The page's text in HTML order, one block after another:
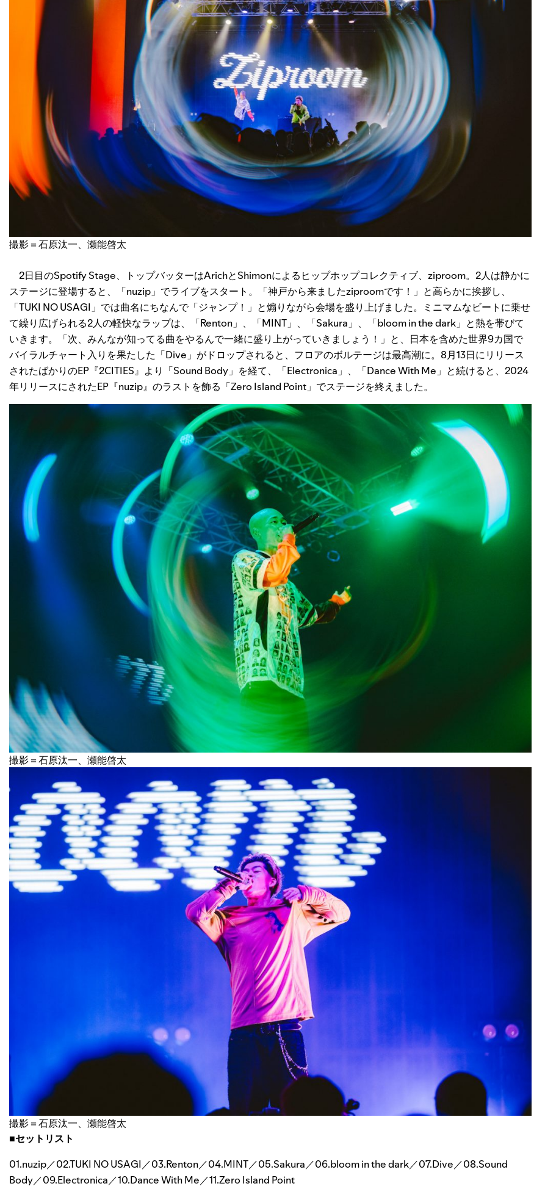
撮影＝石原汰一、瀬能啓太
2日目のSpotify Stage、トップバッターはArichとShimonによるヒップホップコレクティブ、ziproom。2人は静かに
ステージに登場すると、「nuzip」でライブをスタート。「神戸から来ましたziproomです！」と高らかに挨拶し、
「TUKI NO USAGI」では曲名にちなんで「ジャンプ！」と煽りながら会場を盛り上げました。ミニマムなビートに乗せ
て繰り広げられる2人の軽快なラップは、「Renton」、「MINT」、「Sakura」、「bloom in the dark」と熱を帯びて
いきます。「次、みんなが知ってる曲をやるんで一緒に盛り上がっていきましょう！」と、日本を含めた世界9カ国で
バイラルチャート入りを果たした「Dive」がドロップされると、フロアのボルテージは最高潮に。8月13日にリリース
されたばかりのEP『2CITIES』より「Sound Body」を経て、「Electronica」、「Dance With Me」と続けると、2024
年リリースにされたEP『nuzip』のラストを飾る「Zero Island Point」でステージを終えました。
撮影＝石原汰一、瀬能啓太
撮影＝石原汰一、瀬能啓太
■セットリスト
01.nuzip／02.TUKI NO USAGI／03.Renton／04.MINT／05.Sakura／06.bloom in the dark／07.Dive／08.Sound
Body／09.Electronica／10.Dance With Me／11.Zero Island Point